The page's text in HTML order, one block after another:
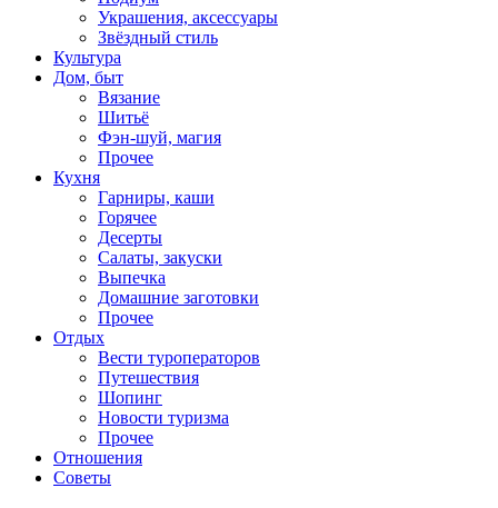
Украшения, аксессуары
Звёздный стиль
Культура
Дом, быт
Вязание
Шитьё
Фэн-шуй, магия
Прочее
Кухня
Гарниры, каши
Горячее
Десерты
Салаты, закуски
Выпечка
Домашние заготовки
Прочее
Отдых
Вести туроператоров
Путешествия
Шопинг
Новости туризма
Прочее
Отношения
Советы